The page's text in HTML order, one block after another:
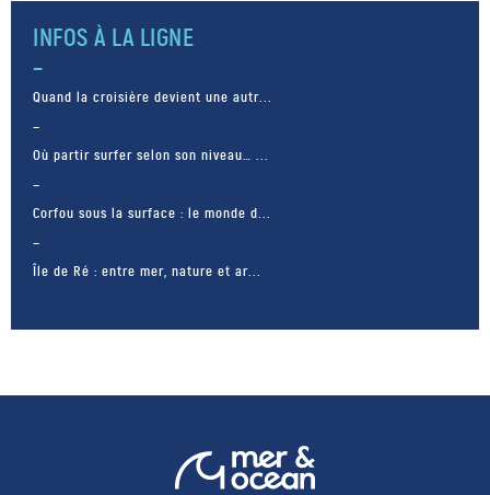
INFOS À LA LIGNE
Quand la croisière devient une autr...
Où partir surfer selon son niveau… ...
Corfou sous la surface : le monde d...
Île de Ré : entre mer, nature et ar...